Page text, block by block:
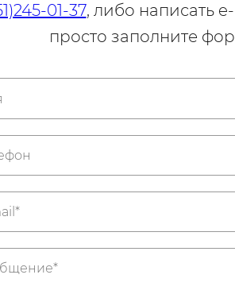
01-37, либо написать
просто заполните